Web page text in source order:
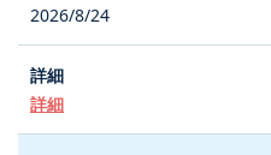
2026/8/24
詳細